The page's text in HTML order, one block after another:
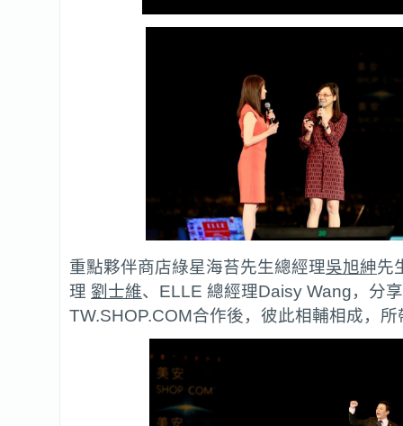
重點夥伴商店綠星海苔先生總經理吳旭紳先
理 劉士維、ELLE 總經理Daisy Wang，分
TW.SHOP.COM合作後，彼此相輔相成，